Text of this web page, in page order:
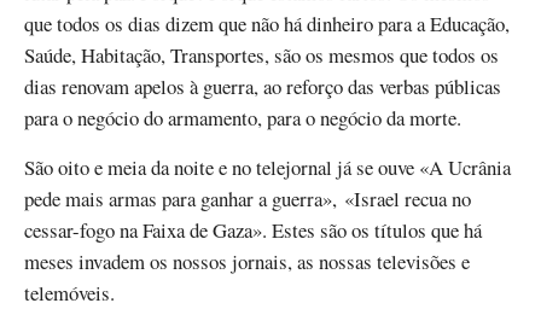
que todos os dias dizem que não há dinheiro para a Educação,
Saúde, Habitação, Transportes, são os mesmos que todos os
dias renovam apelos à guerra, ao reforço das verbas públicas
para o negócio do armamento, para o negócio da morte.
São oito e meia da noite e no telejornal já se ouve «A Ucrânia
pede mais armas para ganhar a guerra», «Israel recua no
cessar-fogo na Faixa de Gaza». Estes são os títulos que há
meses invadem os nossos jornais, as nossas televisões e
telemóveis.